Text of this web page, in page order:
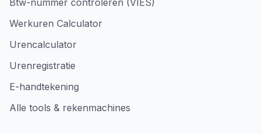
Btw-nummer controleren (VIES)
Werkuren Calculator
Urencalculator
Urenregistratie
E-handtekening
Alle tools & rekenmachines